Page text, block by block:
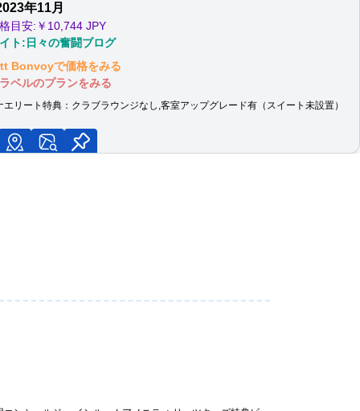
食」固定
年11月
目安:￥ 10,744 JPY
ト:日々の奮闘ブログ
Bonvoyで価格をみる
ベルのプランをみる
エリート特典： クラブラウンジなし,客室アップグレード有（スイート未設置）